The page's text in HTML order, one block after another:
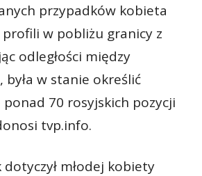
przypadków kobieta
profili w pobliżu granicy z
odległości między
w stanie określić
ponad 70 rosyjskich pozycji
tvp.info.
młodej kobiety